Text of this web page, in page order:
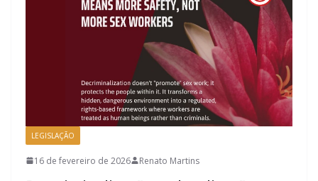
LEGISLAÇÃO
16 de fevereiro de 2026 Renato Martins